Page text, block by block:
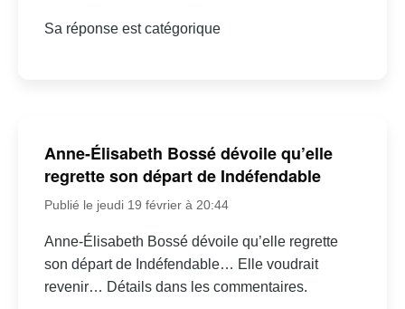
Sa réponse est catégorique
Anne-Élisabeth Bossé dévoile qu’elle
regrette son départ de Indéfendable
Publié le jeudi 19 février à 20:44
Anne-Élisabeth Bossé dévoile qu’elle regrette
son départ de Indéfendable… Elle voudrait
revenir… Détails dans les commentaires.